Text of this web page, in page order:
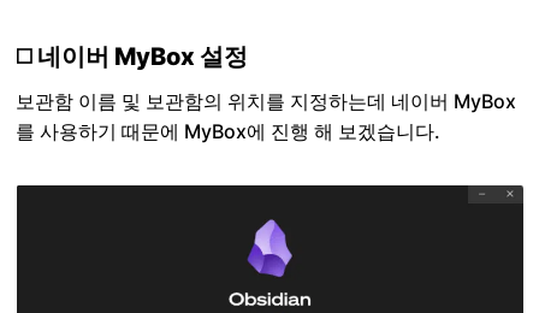
◻️ 네이버 MyBox 설정
보관함 이름 및 보관함의 위치를 지정하는데 네이버 MyBox
를 사용하기 때문에 MyBox에 진행 해 보겠습니다.